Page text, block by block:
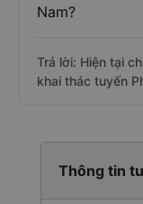
Nam?
Trả lời: Hiện tại
khai thác tuyến
Thông tin